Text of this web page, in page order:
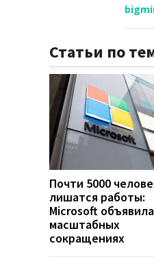
Статьи по
Почти 5000
лишатся работы:
Microsoft
масштабных
сокращениях